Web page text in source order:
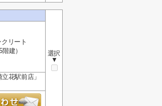
選択
▼
リート
建）
花駅前店」